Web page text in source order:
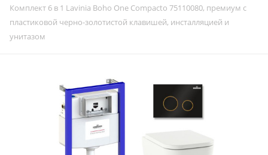
Комплект 6 в 1 Lavinia Boho One Compacto 75110080, премиум с
пластиковой черно-золотистой клавишей, инсталляцией и
унитазом